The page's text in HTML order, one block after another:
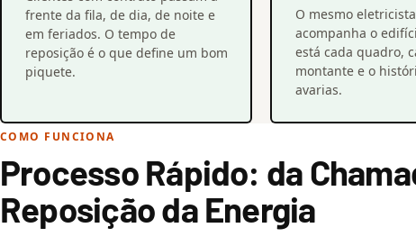
frente da fila, de dia, de noite e
em feriados. O tempo de
reposição é o que define um bom
piquete.
O mesmo
acompanha o
está cada quadro,
montante e o
avarias.
COMO FUNCIONA
Processo Rápido: da
Reposição da Energia